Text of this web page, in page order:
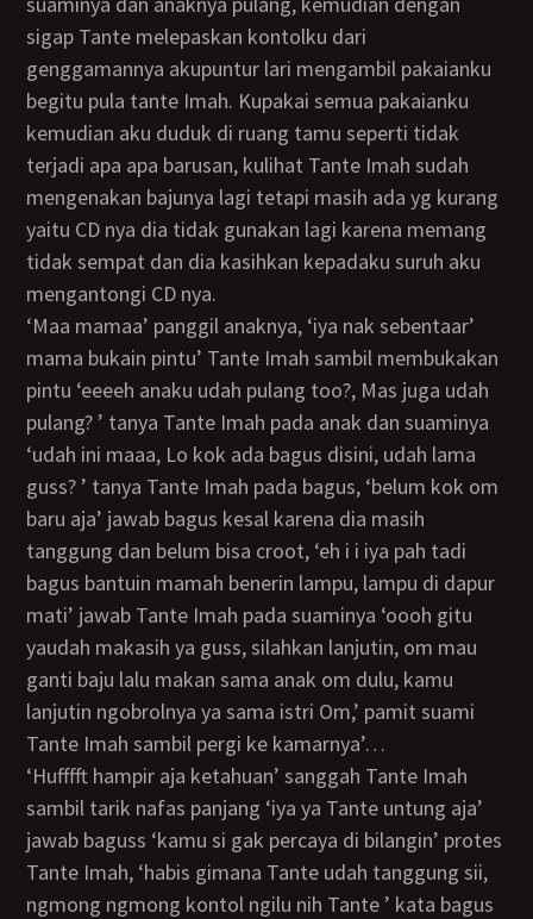
sigap Tante melepaskan kontolku dari
genggamannya akupuntur lari mengambil pakaianku
begitu pula tante Imah. Kupakai semua pakaianku
kemudian aku duduk di ruang tamu seperti tidak
terjadi apa apa barusan, kulihat Tante Imah sudah
mengenakan bajunya lagi tetapi masih ada yg kurang
yaitu CD nya dia tidak gunakan lagi karena memang
tidak sempat dan dia kasihkan kepadaku suruh aku
mengantongi CD nya.
‘maa mamaa’ panggil anaknya, ‘iya nak sebentaar’
mama bukain pintu’ Tante Imah sambil membukakan
pintu ‘eeeeh anaku udah pulang too?, Mas juga udah
pulang? ’ tanya Tante Imah pada anak dan suaminya
‘udah ini maaa, Lo kok ada bagus disini, udah lama
guss? ’ tanya Tante Imah pada bagus, ‘belum kok om
baru aja’ jawab bagus kesal karena dia masih
tanggung dan belum bisa croot, ‘eh i i iya pah tadi
bagus bantuin mamah benerin lampu, lampu di dapur
mati’ jawab Tante Imah pada suaminya ‘oooh gitu
yaudah makasih ya guss, silahkan lanjutin, om mau
ganti baju lalu makan sama anak om dulu, kamu
lanjutin ngobrolnya ya sama istri Om,’ pamit suami
Tante Imah sambil pergi ke kamarnya’…
‘hufffft hampir aja ketahuan’ sanggah Tante Imah
sambil tarik nafas panjang ‘iya ya Tante untung aja’
jawab baguss ‘kamu si gak percaya di bilangin’ protes
Tante Imah, ‘habis gimana Tante udah tanggung sii,
ngmong ngmong kontol ngilu nih Tante ’ kata bagus